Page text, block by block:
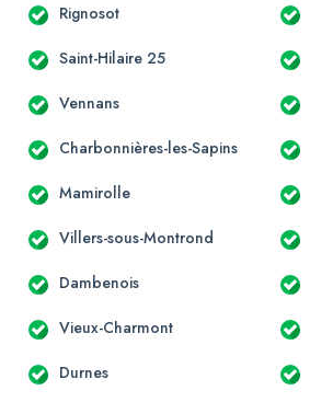
Rignosot
Saint-Hilaire 25
Vennans
Charbonnières-les-Sapins
Mamirolle
Villers-sous-Montrond
Dambenois
Vieux-Charmont
Durnes